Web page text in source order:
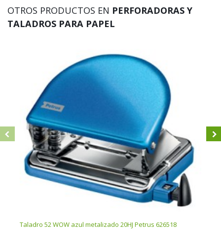
OTROS PRODUCTOS EN PERFORADORAS Y
TALADROS PARA PAPEL
Taladro 52 WOW azul metalizado 20HJ Petrus 626518